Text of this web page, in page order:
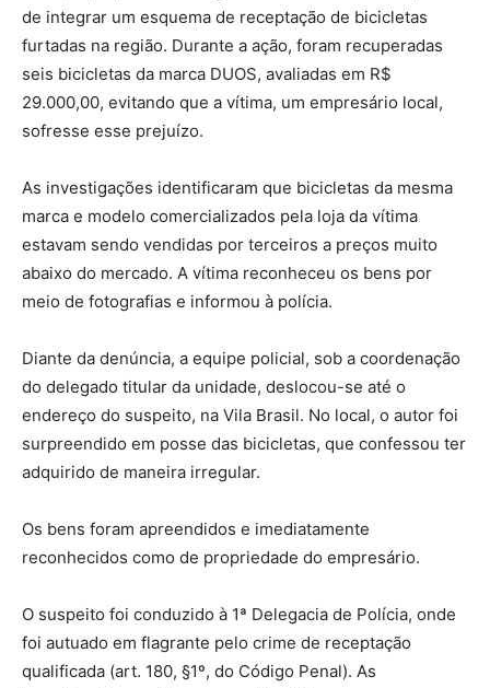
de integrar um esquema de receptação de bicicletas
furtadas na região. Durante a ação, foram recuperadas
seis bicicletas da marca DUOS, avaliadas em R$
29.000,00, evitando que a vítima, um empresário local,
sofresse esse prejuízo.
As investigações identificaram que bicicletas da mesma
marca e modelo comercializados pela loja da vítima
estavam sendo vendidas por terceiros a preços muito
abaixo do mercado. A vítima reconheceu os bens por
meio de fotografias e informou à polícia.
Diante da denúncia, a equipe policial, sob a coordenação
do delegado titular da unidade, deslocou-se até o
endereço do suspeito, na Vila Brasil. No local, o autor foi
surpreendido em posse das bicicletas, que confessou ter
adquirido de maneira irregular.
Os bens foram apreendidos e imediatamente
reconhecidos como de propriedade do empresário.
O suspeito foi conduzido à 1ª Delegacia de Polícia, onde
foi autuado em flagrante pelo crime de receptação
qualificada (art. 180, §1º, do Código Penal). As